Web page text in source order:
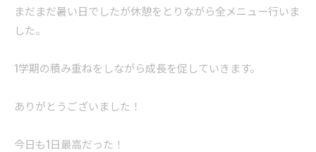
まだまだ暑い日でしたが休憩をとりながら全メニュー行いま
した。
1学期の積み重ねをしながら成長を促していきます。
ありがとうございました！
今日も1日最高だった！